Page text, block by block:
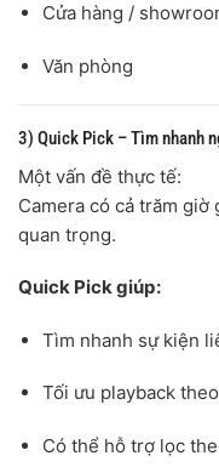
Cửa hàng /
Văn phòng
3) Quick Pick – Tìm nhanh
Một vấn đề thực tế:
Camera có cả trăm
quan trọng.
Quick Pick giúp:
Tìm nhanh sự kiện
Tối ưu playback
Có thể hỗ trợ lọc